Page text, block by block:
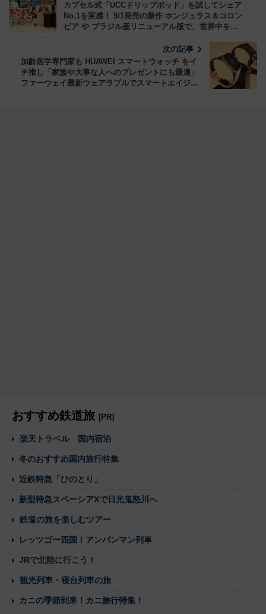
カプセル式「UCCドリップポッド」を試してシェア
No.1を実感！ 9/1発売の新作 ホンジュラス＆コロン
ビア や ブラジル産リニューアル版で、世界中を旅
次の記事
加齢医学専門家も HUAWEI スマートウォッチ をイ
チ推し「家族や大事な人へのプレゼントにも最適」
ファーウェイ最新ウェアラブルでスマートエイジン
おすすめ鉄道旅 [PR]
楽天トラベル 国内宿泊
冬のおすすめ国内旅行特集
近鉄特急「ひのとり」
新型特急スペーシアXで日光鬼怒川へ
鉄道の旅を楽しむツアー
レッツゴー四国！アンパンマン列車
JRで北陸に行こう！
観光列車・寝台列車の旅
カニの季節到来！カニ旅行特集！